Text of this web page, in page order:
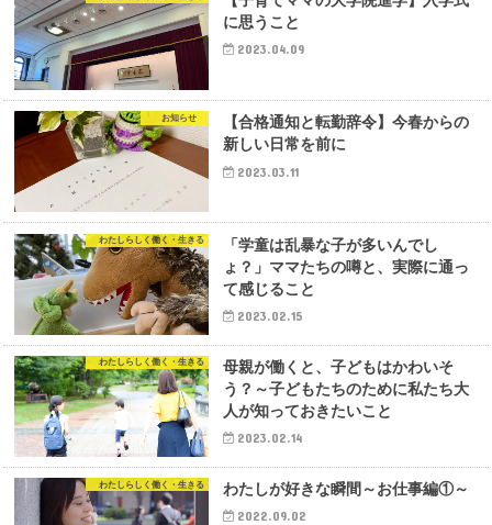
に思うこと
2023.04.09
お知らせ
【合格通知と転勤辞令】今春からの
新しい日常を前に
2023.03.11
わたしらしく働く・生きる
「学童は乱暴な子が多いんでし
ょ？」ママたちの噂と、実際に通っ
て感じること
2023.02.15
わたしらしく働く・生きる
母親が働くと、子どもはかわいそ
う？～子どもたちのために私たち大
人が知っておきたいこと
2023.02.14
わたしらしく働く・生きる わたしが好きな瞬間～お仕事編①～
2022.09.02